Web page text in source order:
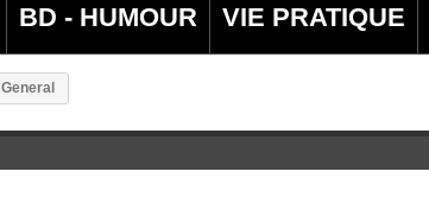
BD - HUMOUR VIE PRATIQUE
General